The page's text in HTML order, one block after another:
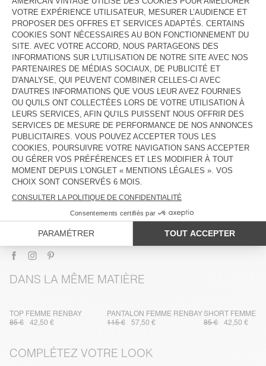
VOIR LA DISPONIBILITE EN MAGASIN
VOIR LE LOOK
DESCRIPTION
TAILLE ET COUPE
COMPOSITION
LIVRAISON ET RETOURS
DANS LA MÊME MATIÈRE
TOP FEMME RENBAY
85 €
42,50 €
PANTALON FEMME RENBAY
115 €
57,50 €
SHORT FEMME
85 €
42,50 €
COMPLÉTEZ VOTRE LOOK